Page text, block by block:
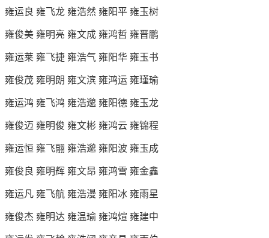
雍运良 雍飞龙 雍浩然 雍阳平 雍玉树
雍俊美 雍明亮 雍文成 雍鸿哲 雍晋鹏
雍运莱 雍飞捷 雍浩气 雍阳华 雍玉书
雍俊茂 雍明朗 雍文滨 雍鸿运 雍瑾瑜
雍运鸿 雍飞鸿 雍浩邈 雍阳德 雍玉龙
雍俊迈 雍明俊 雍文彬 雍鸿云 雍锦程
雍运恒 雍飞翮 雍浩邈 雍阳波 雍玉成
雍俊良 雍明辉 雍文昂 雍鸿雪 雍金鑫
雍运凡 雍飞航 雍浩漫 雍阳冰 雍雨星
雍俊杰 雍明达 雍温瑜 雍鸿煊 雍建中